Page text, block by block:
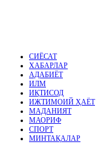
СИЁСАТ
ХАБАРЛАР
АДАБИЁТ
ИЛМ
ИҚТИСОД
ИЖТИМОИЙ ҲАЁТ
МАДАНИЯТ
МАОРИФ
СПОРТ
МИНТАҚАЛАР